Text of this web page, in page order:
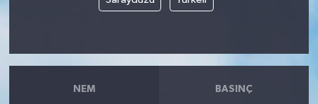
NEM BASINÇ